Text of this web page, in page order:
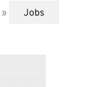
» Jobs